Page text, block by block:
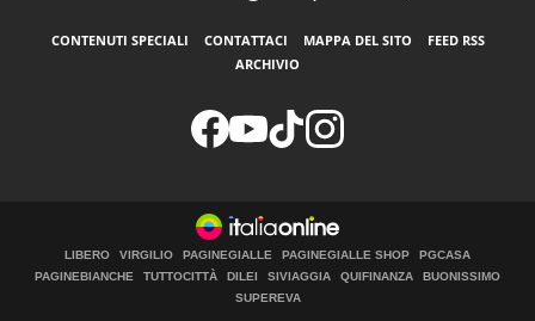
CONTENUTI SPECIALI CONTATTACI MAPPA DEL SITO
FEED RSS
ARCHIVIO
LIBERO VIRGILIO PAGINEGIALLE PAGINEGIALLE SHOP
PGCASA
PAGINEBIANCHE
TUTTOCITTÀ DILEI SIVIAGGIA QUIFINANZA
BUONISSIMO
SUPEREVA